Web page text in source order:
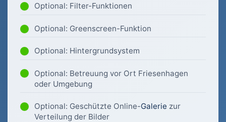
Optional: Filter-Funktionen
Optional: Greenscreen-Funktion
Optional: Hintergrundsystem
Optional: Betreuung vor Ort Friesenhagen
oder Umgebung
Optional: Geschützte Online-Galerie zur
Verteilung der Bilder